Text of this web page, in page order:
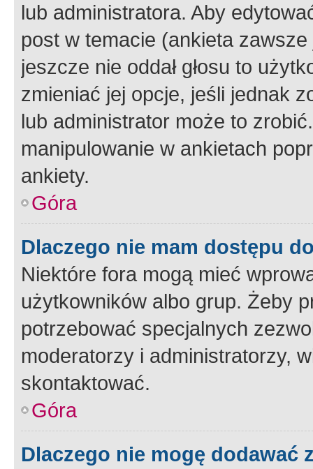
lub administratora. Aby
post w temacie (ankieta
jeszcze nie oddał głosu to
zmieniać jej opcje, jeśli jednak
lub administrator może to
manipulowanie w ankietach
ankiety.
Góra
Dlaczego nie mam dostępu
Niektóre fora mogą mieć
użytkowników albo grup. Żeby
potrzebować specjalnych
moderatorzy i administratorzy,
skontaktować.
Góra
Dlaczego nie mogę dodawać